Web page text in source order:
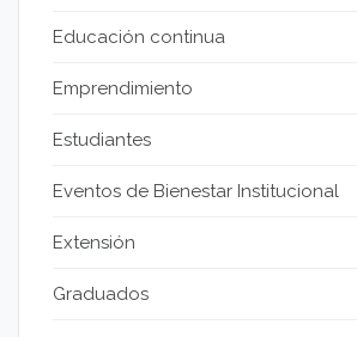
Educación continua
Emprendimiento
Estudiantes
Eventos de Bienestar Institucional
Extensión
Graduados